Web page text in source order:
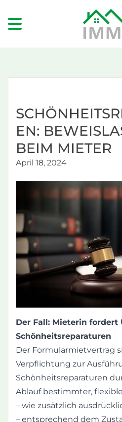
EN:
BEIM MIETER
April 18, 2024
Der Fall: Mieterin fordert
Schönheitsreparaturen
Der Formularmietvertrag
Verpflichtung zur
Schönheitsreparaturen
Ablauf bestimmter,
– wie zusätzlich
– entsprechend dem